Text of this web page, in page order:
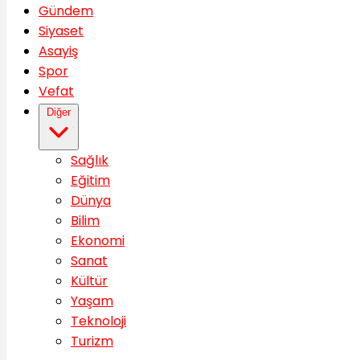
Gündem
Siyaset
Asayiş
Spor
Vefat
Diğer
Sağlık
Eğitim
Dünya
Bilim
Ekonomi
Sanat
Kültür
Yaşam
Teknoloji
Turizm